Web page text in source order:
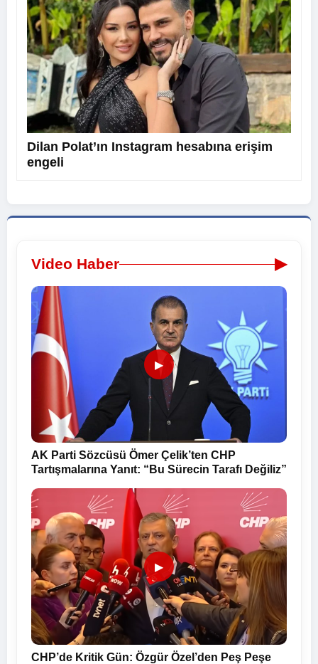
Dilan Polat’ın Instagram hesabına erişim
engeli
Video Haber ▶
▶
AK Parti Sözcüsü Ömer Çelik’ten CHP
Tartışmalarına Yanıt: “Bu Sürecin Tarafı Değiliz”
▶
CHP’de Kritik Gün: Özgür Özel’den Peş Peşe